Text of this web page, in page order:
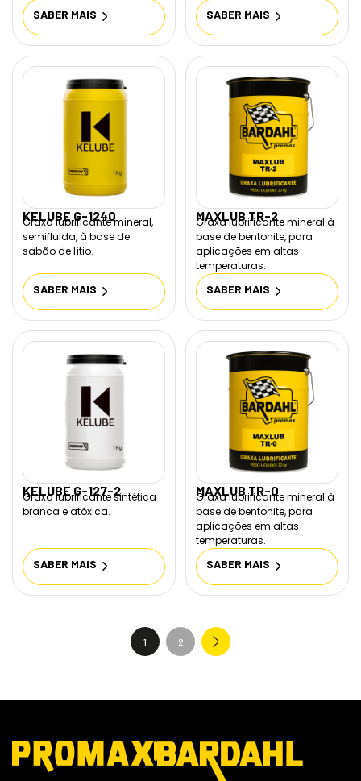
SABER MAIS SABER MAIS
KELUBE G-1240
Graxa lubrificante mineral,
semifluida, à base de
sabão de lítio.
SABER MAIS
MAXLUB TR-2
Graxa lubrificante mineral à
base de bentonite, para
aplicações em altas
temperaturas.
SABER MAIS
KELUBE G-127-2
Graxa lubrificante sintética
branca e atóxica.
SABER MAIS
MAXLUB TR-0
Graxa lubrificante mineral à
base de bentonite, para
aplicações em altas
temperaturas.
SABER MAIS
1 2